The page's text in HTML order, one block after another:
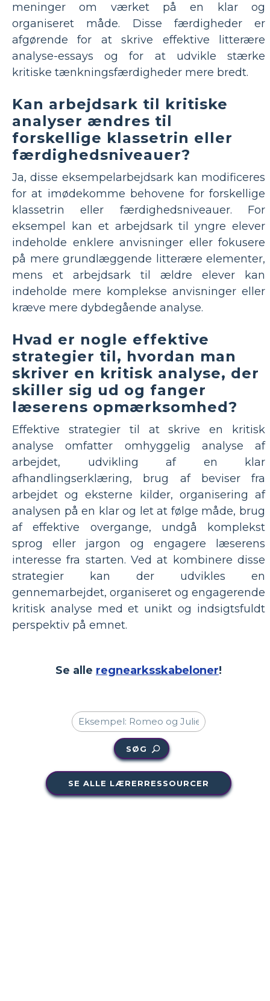
meninger om værket på en klar og
organiseret måde. Disse færdigheder er
afgørende for at skrive effektive litterære
analyse-essays og for at udvikle stærke
kritiske tænkningsfærdigheder mere bredt.
Kan arbejdsark til kritiske
analyser ændres til
forskellige klassetrin eller
færdighedsniveauer?
Ja, disse eksempelarbejdsark kan modificeres
for at imødekomme behovene for forskellige
klassetrin eller færdighedsniveauer. For
eksempel kan et arbejdsark til yngre elever
indeholde enklere anvisninger eller fokusere
på mere grundlæggende litterære elementer,
mens et arbejdsark til ældre elever kan
indeholde mere komplekse anvisninger eller
kræve mere dybdegående analyse.
Hvad er nogle effektive
strategier til, hvordan man
skriver en kritisk analyse, der
skiller sig ud og fanger
læserens opmærksomhed?
Effektive strategier til at skrive en kritisk
analyse omfatter omhyggelig analyse af
arbejdet, udvikling af en klar
afhandlingserklæring, brug af beviser fra
arbejdet og eksterne kilder, organisering af
analysen på en klar og let at følge måde, brug
af effektive overgange, undgå komplekst
sprog eller jargon og engagere læserens
interesse fra starten. Ved at kombinere disse
strategier kan der udvikles en
gennemarbejdet, organiseret og engagerende
kritisk analyse med et unikt og indsigtsfuldt
perspektiv på emnet.
Se alle regnearksskabeloner!
SØG
SE ALLE LÆRERRESSOURCER